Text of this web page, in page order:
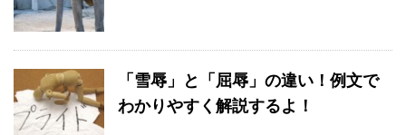
「雪辱」と「屈辱」の違い！例文で
わかりやすく解説するよ！